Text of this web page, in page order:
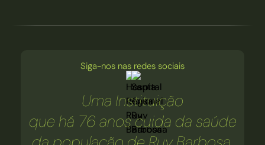
Siga-nos nas redes sociais
Uma Instituição
que há 76 anos cuida da saúde